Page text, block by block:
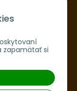
zapamätať si